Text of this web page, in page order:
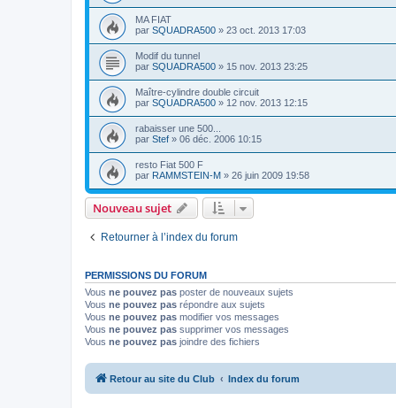
MA FIAT
par SQUADRA500 » 23 oct. 2013 17:03
Modif du tunnel
par SQUADRA500 » 15 nov. 2013 23:25
Maître-cylindre double circuit
par SQUADRA500 » 12 nov. 2013 12:15
rabaisser une 500...
par Stef » 06 déc. 2006 10:15
resto Fiat 500 F
par RAMMSTEIN-M » 26 juin 2009 19:58
Nouveau sujet
Retourner à l’index du forum
PERMISSIONS DU FORUM
Vous ne pouvez pas poster de nouveaux sujets
Vous ne pouvez pas répondre aux sujets
Vous ne pouvez pas modifier vos messages
Vous ne pouvez pas supprimer vos messages
Vous ne pouvez pas joindre des fichiers
Retour au site du Club Index du forum